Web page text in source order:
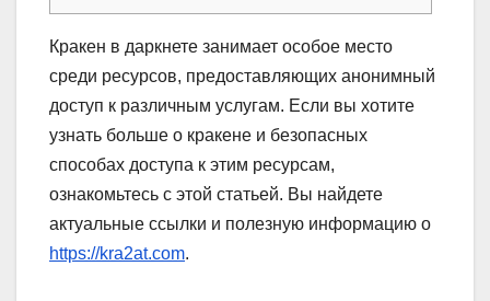
Кракен в даркнете занимает особое место
среди ресурсов, предоставляющих анонимный
доступ к различным услугам. Если вы хотите
узнать больше о кракене и безопасных
способах доступа к этим ресурсам,
ознакомьтесь с этой статьей. Вы найдете
актуальные ссылки и полезную информацию о
https://kra2at.com.